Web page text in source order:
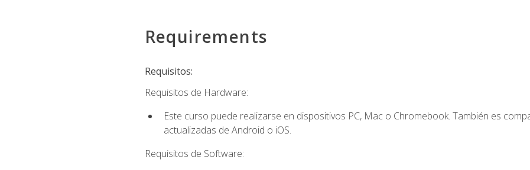
Requirements
Requisitos:
Requisitos de Hardware:
Este curso puede realizarse en dispositivos PC, Mac o Chromebook. También es
actualizadas de Android o iOS.
Requisitos de Software: